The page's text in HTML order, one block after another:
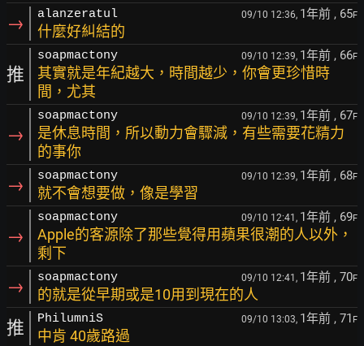
→ alanzeratul 09/10 12:36, 1年前 , 65F
什麼好糾結的
推
soapmactony 09/10 12:39, 1年前 , 66F
其實就是年紀越大，時間越少，你會更珍惜時
間，尤其
→
soapmactony 09/10 12:39, 1年前 , 67F
是休息時間，所以動力會驟減，有些需要花精力
的事你
→ soapmactony 09/10 12:39, 1年前 , 68F
就不會想要做，像是學習
→
soapmactony 09/10 12:41, 1年前 , 69F
Apple的客源除了那些覺得用蘋果很潮的人以外，
剩下
→ soapmactony 09/10 12:41, 1年前 , 70F
的就是從早期或是10用到現在的人
推 PhilumniS 09/10 13:03, 1年前 , 71 F
中肯 40歲路過